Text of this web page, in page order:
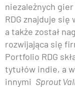
niezależnych gier
RDG znajduje
a także został
rozwijająca się
Portfolio RDG
tytułów indie, a
innymi Sprout